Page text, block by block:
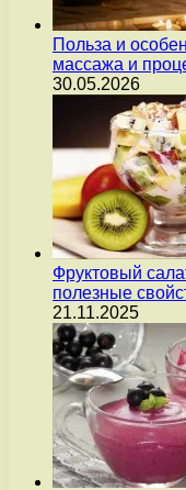
Польза и
массажа и
30.05.2026
Фруктовый
полезные
21.11.2025